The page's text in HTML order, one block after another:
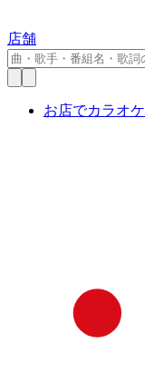
店舗
お店でカラオケ